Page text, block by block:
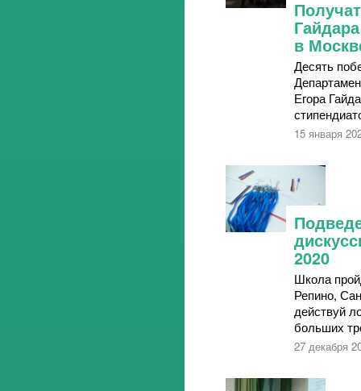
в
Десять
Егора
15 января
2020
Школа
Репино,
действуй
больших
27 декабря